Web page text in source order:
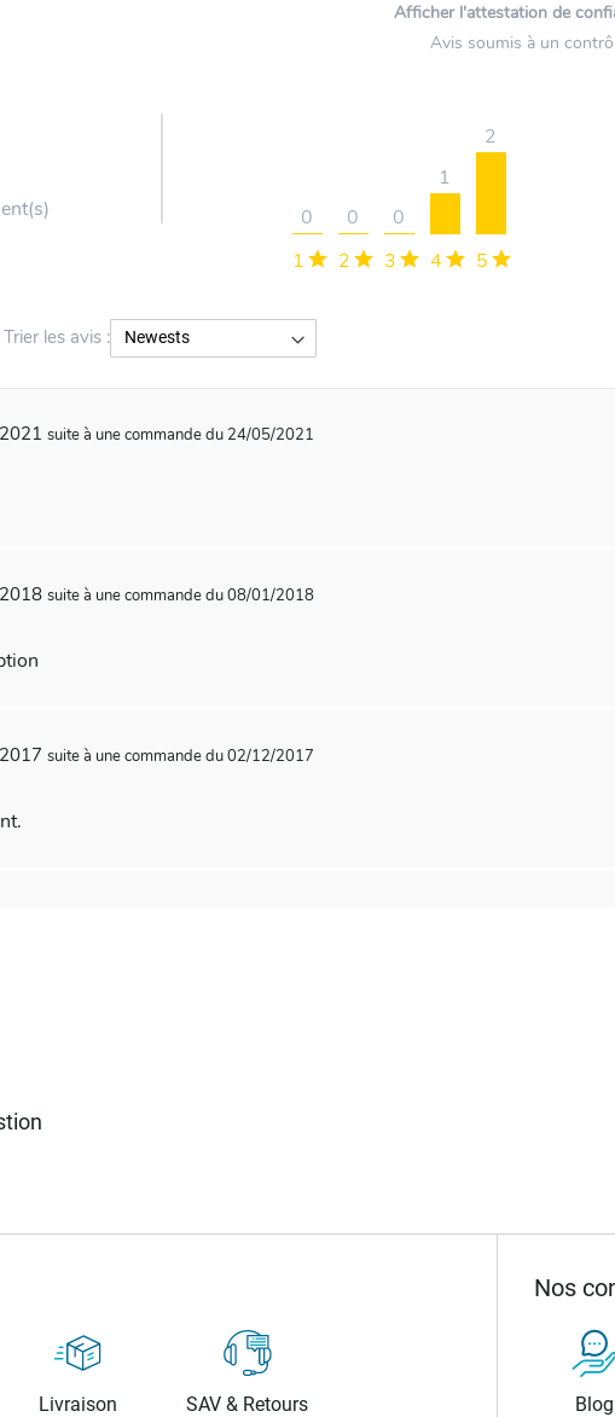
Afficher l'attestation de
Avis soumis à un
1
0
2
0
3
0
4
1
5
2
Trier les avis :
suite à une commande du 24/05/2021
suite à une commande du 08/01/2018
suite à une commande du 02/12/2017
Livraison
SAV & Retours
Nos
Blog